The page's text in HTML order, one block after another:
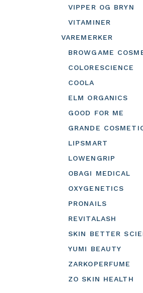
VIPPER OG BRYN
VITAMINER
VAREMERKER
BROWGAME
COLORESCIENCE
COOLA
ELM ORGANICS
GOOD FOR ME
GRANDE
LIPSMART
LOWENGRIP
OBAGI MEDICAL
OXYGENETICS
PRONAILS
REVITALASH
SKIN BETTER
YUMI BEAUTY
ZARKOPERFUME
ZO SKIN HEALTH